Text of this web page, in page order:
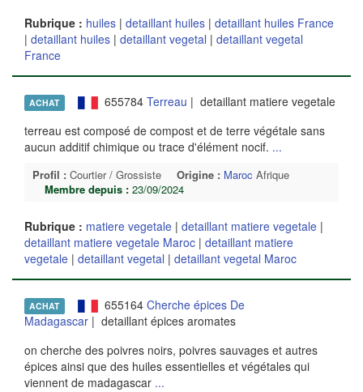
Rubrique : huiles | detaillant huiles | detaillant huiles France
| detaillant huiles | detaillant vegetal | detaillant vegetal
France
ACHAT 655784 Terreau | detaillant matiere vegetale
terreau est composé de compost et de terre végétale sans
aucun additif chimique ou trace d'élément nocif. ...
Profil : Courtier / Grossiste Origine : Maroc Afrique
Membre depuis : 23/09/2024
Rubrique : matiere vegetale | detaillant matiere vegetale |
detaillant matiere vegetale Maroc | detaillant matiere
vegetale | detaillant vegetal | detaillant vegetal Maroc
ACHAT 655164 Cherche épices De
Madagascar | detaillant épices aromates
on cherche des poivres noirs, poivres sauvages et autres
épices ainsi que des huiles essentielles et végétales qui
viennent de madagascar ...